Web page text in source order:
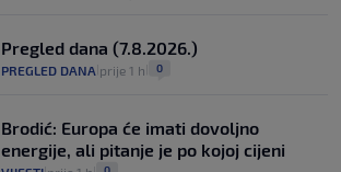
Pregled dana (7.8.2026.)
PREGLED DANA prije 1 h 0
Brodić: Europa će imati dovoljno
energije, ali pitanje je po kojoj cijeni